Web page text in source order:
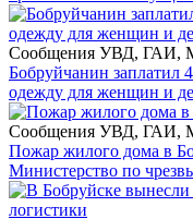
Сообщения УВД, ГАИ,
Бобруйчанин заплатил
одежду для женщин и
Сообщения УВД, ГАИ,
Пожар жилого дома в
Министерство по